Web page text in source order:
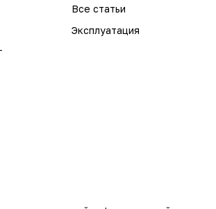
Все статьи
Эксплуатация